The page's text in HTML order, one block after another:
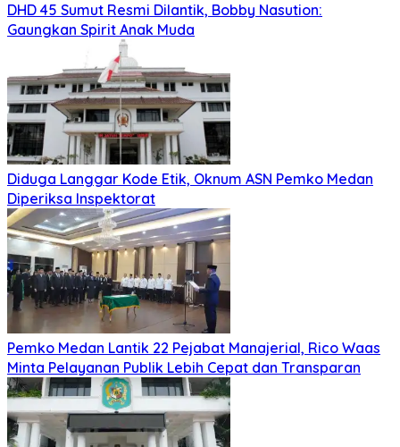
DHD 45 Sumut Resmi Dilantik, Bobby Nasution:
Gaungkan Spirit Anak Muda
Diduga Langgar Kode Etik, Oknum ASN Pemko Medan
Diperiksa Inspektorat
Pemko Medan Lantik 22 Pejabat Manajerial, Rico Waas
Minta Pelayanan Publik Lebih Cepat dan Transparan